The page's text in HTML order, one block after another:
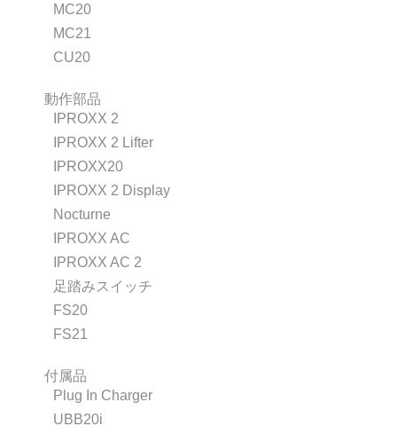
MC20
MC21
CU20
動作部品
IPROXX 2
IPROXX 2 Lifter
IPROXX20
IPROXX 2 Display
Nocturne
IPROXX AC
IPROXX AC 2
足踏みスイッチ
FS20
FS21
付属品
Plug In Charger
UBB20i